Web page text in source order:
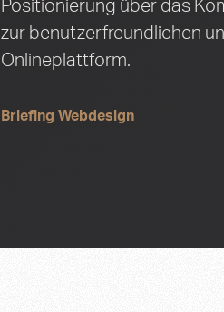
Positionierung über das
zur benutzerfreundlichen
Onlineplattform.
Briefing Webdesign